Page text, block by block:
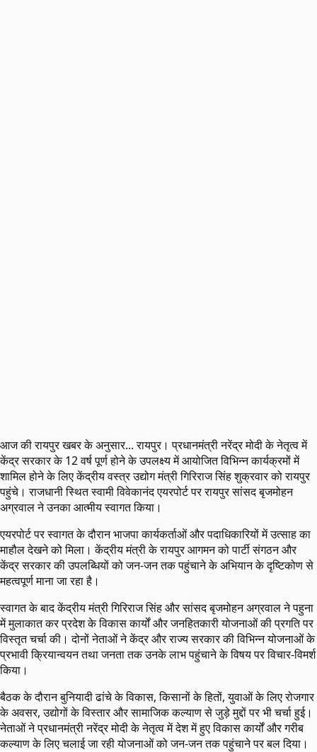
आज की रायपुर खबर के अनुसार... रायपुर। प्रधानमंत्री नरेंद्र मोदी के नेतृत्व में
केंद्र सरकार के 12 वर्ष पूर्ण होने के उपलक्ष्य में आयोजित विभिन्न कार्यक्रमों में
शामिल होने के लिए केंद्रीय वस्त्र उद्योग मंत्री गिरिराज सिंह शुक्रवार को रायपुर
पहुंचे। राजधानी स्थित स्वामी विवेकानंद एयरपोर्ट पर रायपुर सांसद बृजमोहन
अग्रवाल ने उनका आत्मीय स्वागत किया।
एयरपोर्ट पर स्वागत के दौरान भाजपा कार्यकर्ताओं और पदाधिकारियों में उत्साह का
माहौल देखने को मिला। केंद्रीय मंत्री के रायपुर आगमन को पार्टी संगठन और
केंद्र सरकार की उपलब्धियों को जन-जन तक पहुंचाने के अभियान के दृष्टिकोण से
महत्वपूर्ण माना जा रहा है।
स्वागत के बाद केंद्रीय मंत्री गिरिराज सिंह और सांसद बृजमोहन अग्रवाल ने पहुना
में मुलाकात कर प्रदेश के विकास कार्यों और जनहितकारी योजनाओं की प्रगति पर
विस्तृत चर्चा की। दोनों नेताओं ने केंद्र और राज्य सरकार की विभिन्न योजनाओं के
प्रभावी क्रियान्वयन तथा जनता तक उनके लाभ पहुंचाने के विषय पर विचार-विमर्श
किया।
बैठक के दौरान बुनियादी ढांचे के विकास, किसानों के हितों, युवाओं के लिए रोजगार
के अवसर, उद्योगों के विस्तार और सामाजिक कल्याण से जुड़े मुद्दों पर भी चर्चा हुई।
नेताओं ने प्रधानमंत्री नरेंद्र मोदी के नेतृत्व में देश में हुए विकास कार्यों और गरीब
कल्याण के लिए चलाई जा रही योजनाओं को जन-जन तक पहुंचाने पर बल दिया।